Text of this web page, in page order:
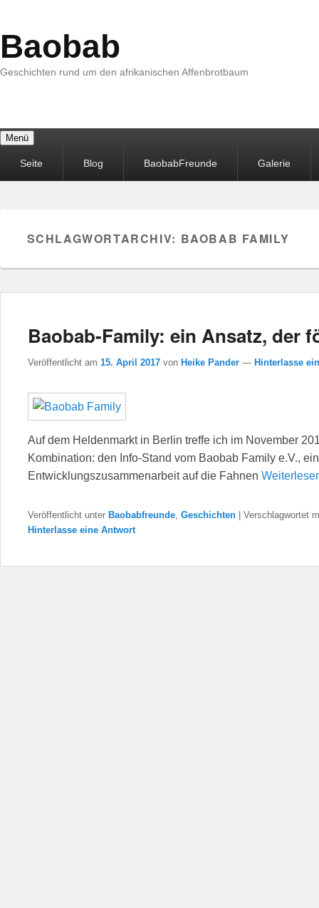
Baobab
Geschichten rund um den afrikanischen Affenbrotbaum
Menü
MenüSeite Blog BaobabFreunde Galerie
SCHLAGWORTARCHIV: BAOBAB FAMILY
Baobab-Family: ein Ansatz, der
Veröffentlicht am 15. April 2017 von Heike Pander — Hinterlasse
Auf dem Heldenmarkt in Berlin treffe ich im November
Kombination: den Info-Stand vom Baobab Family e.V.,
Entwicklungszusammenarbeit auf die Fahnen
Veröffentlicht unter Baobabfreunde Geschichten
Verschlagwortet
Hinterlasse eine Antwort